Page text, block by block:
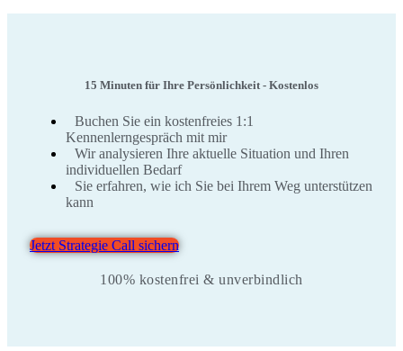
15 Minuten für Ihre Persönlichkeit - Kostenlos
Buchen Sie ein kostenfreies 1:1
Kennenlerngespräch mit mir
Wir analysieren Ihre aktuelle Situation und Ihren
individuellen Bedarf
Sie erfahren, wie ich Sie bei Ihrem Weg unterstützen
kann
Jetzt Strategie Call sichern
100% kostenfrei & unverbindlich